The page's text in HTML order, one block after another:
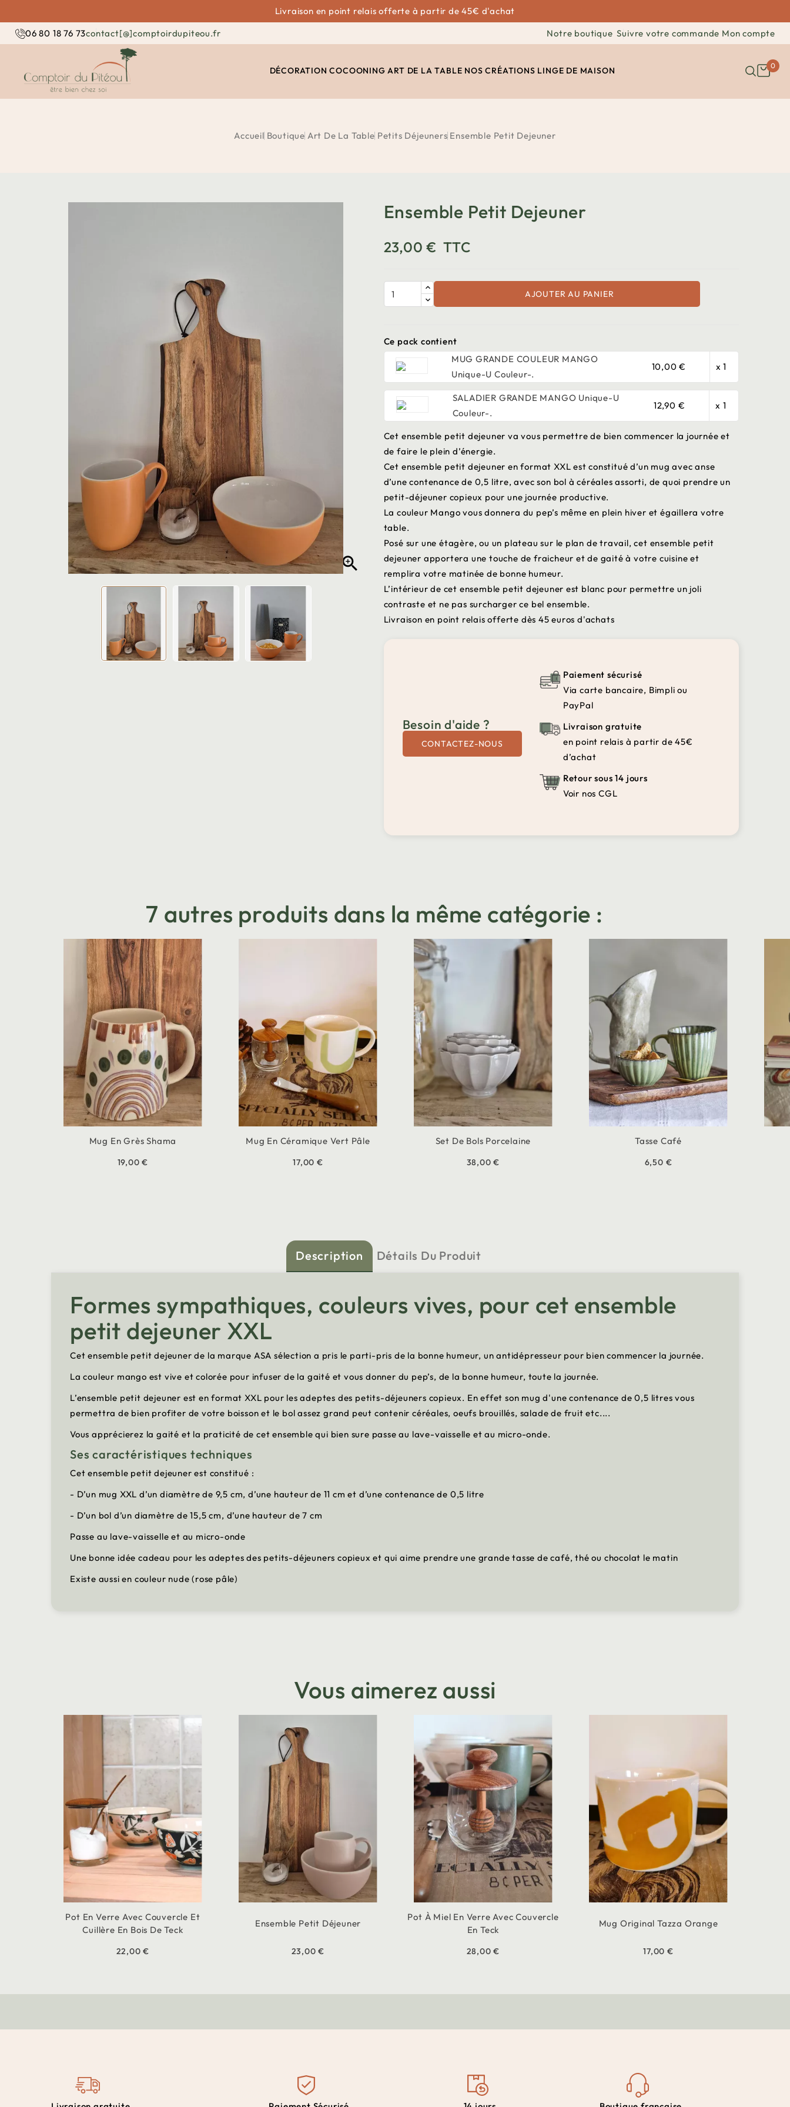
Livraison en point relais offerte à partir de 45€ d'achat
06 80 18 76 73contact[@]comptoirdupiteou.fr Notre boutique Suivre votre commande Mon compte
DÉCORATION COCOONING ART DE LA TABLE NOS CRÉATIONS LINGE DE MAISON 0
Accueil Boutique Art De La Table Petits Déjeuners Ensemble Petit Dejeuner

Ensemble Petit Dejeuner
23,00 € TTC
AJOUTER AU PANIER
Ce pack contient
MUG GRANDE COULEUR MANGO
Unique-U Couleur-.
10,00 € x 1
SALADIER GRANDE MANGO Unique-U
Couleur-.
12,90 € x 1
Cet ensemble petit dejeuner va vous permettre de bien commencer la journée et
de faire le plein d’énergie.
Cet ensemble petit dejeuner en format XXL est constitué d’un mug avec anse
d’une contenance de 0,5 litre, avec son bol à céréales assorti, de quoi prendre un
petit-déjeuner copieux pour une journée productive.
La couleur Mango vous donnera du pep’s même en plein hiver et égaillera votre
table.
Posé sur une étagère, ou un plateau sur le plan de travail, cet ensemble petit
dejeuner apportera une touche de fraicheur et de gaité à votre cuisine et
remplira votre matinée de bonne humeur.
L’intérieur de cet ensemble petit dejeuner est blanc pour permettre un joli
contraste et ne pas surcharger ce bel ensemble.
Livraison en point relais offerte dès 45 euros d'achats
Besoin d'aide ?
CONTACTEZ-NOUS
Paiement sécurisé
Via carte bancaire, Bimpli ou
PayPal
Livraison gratuite
en point relais à partir de 45€
d’achat
Retour sous 14 jours
Voir nos CGL
7 autres produits dans la même catégorie :
Mug En Grès Shama
19,00 €
Mug En Céramique Vert Pâle
17,00 €
Set De Bols Porcelaine
38,00 €
Tasse Café
6,50 €
Description Détails Du Produit
Formes sympathiques, couleurs vives, pour cet ensemble
petit dejeuner XXL
Cet ensemble petit dejeuner de la marque ASA sélection a pris le parti-pris de la bonne humeur, un antidépresseur pour bien commencer la journée.
La couleur mango est vive et colorée pour infuser de la gaité et vous donner du pep’s, de la bonne humeur, toute la journée.
L’ensemble petit dejeuner est en format XXL pour les adeptes des petits-déjeuners copieux. En effet son mug d'une contenance de 0,5 litres vous
permettra de bien profiter de votre boisson et le bol assez grand peut contenir céréales, oeufs brouillés, salade de fruit etc....
Vous apprécierez la gaité et la praticité de cet ensemble qui bien sure passe au lave-vaisselle et au micro-onde.
Ses caractéristiques techniques
Cet ensemble petit dejeuner est constitué :
- D’un mug XXL d’un diamètre de 9,5 cm, d’une hauteur de 11 cm et d’une contenance de 0,5 litre
- D’un bol d’un diamètre de 15,5 cm, d’une hauteur de 7 cm
Passe au lave-vaisselle et au micro-onde
Une bonne idée cadeau pour les adeptes des petits-déjeuners copieux et qui aime prendre une grande tasse de café, thé ou chocolat le matin
Existe aussi en couleur nude (rose pâle)
Vous aimerez aussi
Pot En Verre Avec Couvercle Et
Cuillère En Bois De Teck
22,00 €
Ensemble Petit Déjeuner
23,00 €
Pot À Miel En Verre Avec Couvercle
En Teck
28,00 €
Mug Original Tazza Orange
17,00 €